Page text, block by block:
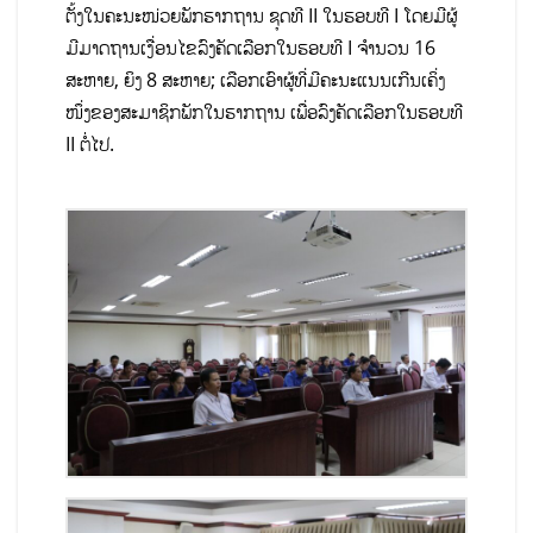
ຕັ້ງໃນຄະນະໜ່ວຍພັກຮາກຖານ ຊຸດທີ II ໃນຮອບທີ I ໂດຍມີຜູ້
ມີມາດຖານເງື່ອນໄຂລົງຄັດເລືອກໃນຮອບທີ I ຈໍານວນ 16
ສະຫາຍ, ຍິງ 8 ສະຫາຍ; ເລືອກເອົາຜູ້ທີ່ມີຄະນະແນນເກີນເຄິ່ງ
ໜຶ່ງຂອງສະມາຊິກພັກໃນຮາກຖານ ເພື່ອລົງຄັດເລືອກໃນຮອບທີ
II ຕໍ່ໄປ.